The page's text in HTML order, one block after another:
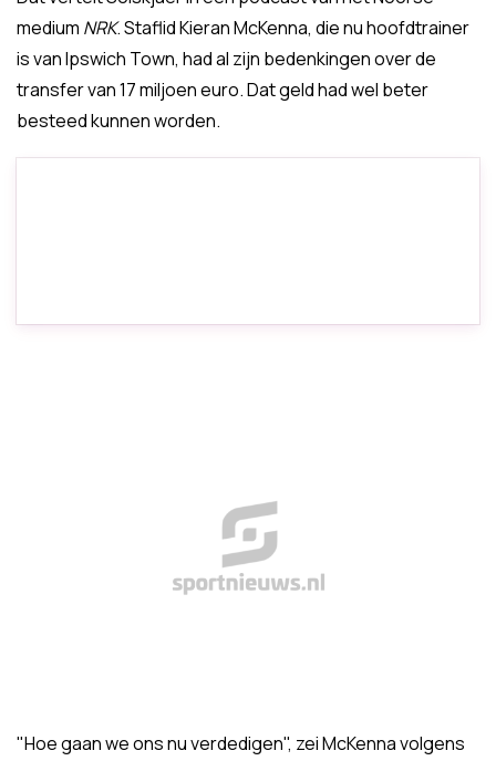
medium NRK. Staflid Kieran McKenna, die nu hoofdtrainer
is van Ipswich Town, had al zijn bedenkingen over de
transfer van 17 miljoen euro. Dat geld had wel beter
besteed kunnen worden.
"Hoe gaan we ons nu verdedigen", zei McKenna volgens